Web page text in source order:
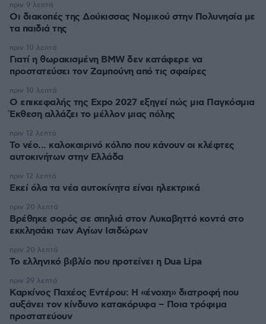
Οι διακοπές της Δούκισσας Νομικού στην Πολυνησία με
τα παιδιά της
πριν 9 λεπτά
Γιατί η θωρακισμένη BMW δεν κατάφερε να
προστατεύσει τον Ζαμπούνη από τις σφαίρες
πριν 10 λεπτά
Ο επικεφαλής της Expo 2027 εξηγεί πώς μια Παγκόσμια
Έκθεση αλλάζει το μέλλον μιας πόλης
πριν 10 λεπτά
Το νέο... καλοκαιρινό κόλπο που κάνουν οι κλέφτες
αυτοκινήτων στην Ελλάδα
πριν 12 λεπτά
Εκεί όλα τα νέα αυτοκίνητα είναι ηλεκτρικά
πριν 12 λεπτά
Βρέθηκε σορός σε σπηλιά στον Λυκαβηττό κοντά στο
εκκλησάκι των Αγίων Ισιδώρων
πριν 20 λεπτά
Το ελληνικό βιβλίο που προτείνει η Dua Lipa
πριν 20 λεπτά
Καρκίνος Παχέος Εντέρου: Η «ένοχη» διατροφή που
αυξάνει τον κίνδυνο κατακόρυφα – Ποια τρόφιμα
προστατεύουν
πριν 29 λεπτά